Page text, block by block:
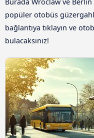
popüler otobüs
bağlantıya tıklayın ve
bulacaksınız!